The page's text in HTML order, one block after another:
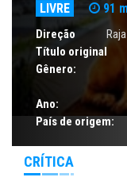
LIVRE 91
Direção
Título original
Gênero:
Ano:
País de origem:
CRÍTICA